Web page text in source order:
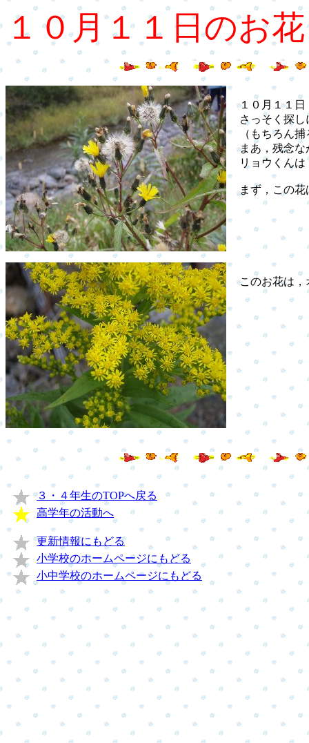
１０月１１日のお
１０月１１日
さっそく探し
（もちろん捕
まあ，残念な
リョウくんは
まず，この花
このお花は，
３・４年生のTOPへ戻る
高学年の活動へ
更新情報にもどる
小学校のホームページにもどる
小中学校のホームページにもどる